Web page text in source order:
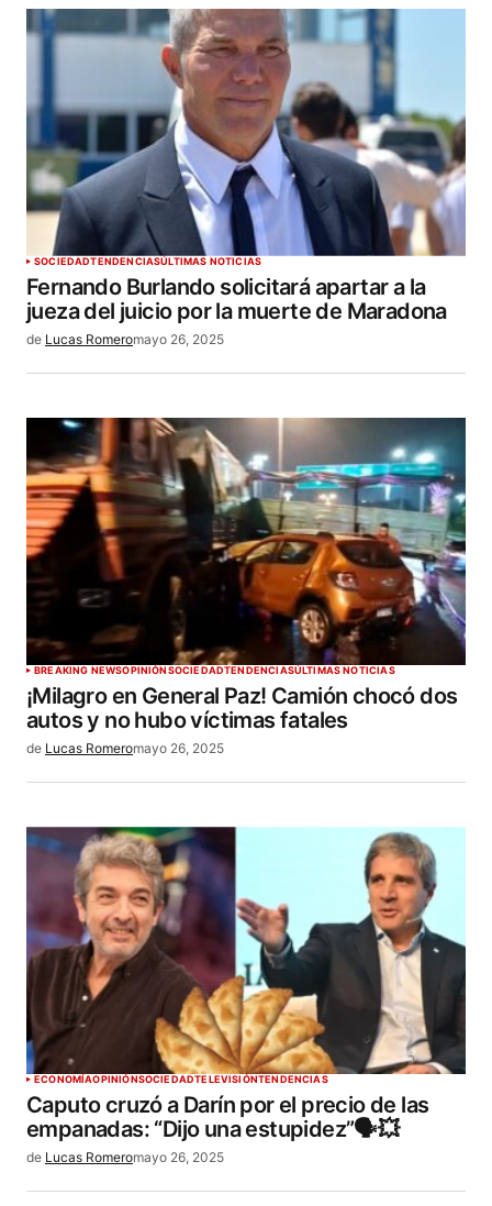
ENVIAR COMENTARIO
SOCIEDADTENDENCIASÚLTIMAS NOTICIAS
Fernando Burlando solicitará apartar a la
jueza del juicio por la muerte de Maradona
de Lucas Romeromayo 26, 2025
BREAKING NEWSOPINIÓNSOCIEDADTENDENCIASÚLTIMAS NOTICIAS
¡Milagro en General Paz! Camión chocó dos
autos y no hubo víctimas fatales
de Lucas Romeromayo 26, 2025
ECONOMÍAOPINIÓNSOCIEDADTELEVISIÓNTENDENCIAS
Caputo cruzó a Darín por el precio de las
empanadas: “Dijo una estupidez”🗣️💥
de Lucas Romeromayo 26, 2025